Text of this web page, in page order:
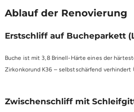
Ablauf der Renovierung
Erstschliff auf Bucheparkett
Buche ist mit 3,8 Brinell-Härte eines der
Zirkonkorund K36 – selbstschärfend verhindert
Zwischenschliff mit